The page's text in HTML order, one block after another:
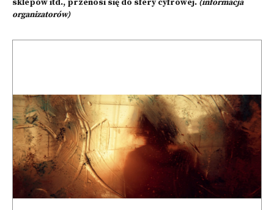
sklepów itd., przenosi się do sfery cyfrowej. (informacja
organizatorów)